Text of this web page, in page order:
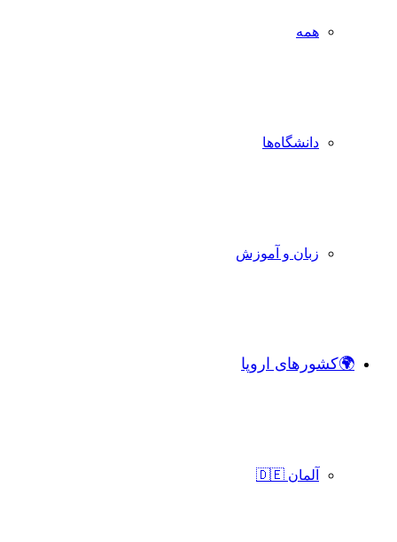
همه
دانشگاه‌ها
زبان و آموزش
🌍کشورهای اروپا
آلمان 🇩🇪